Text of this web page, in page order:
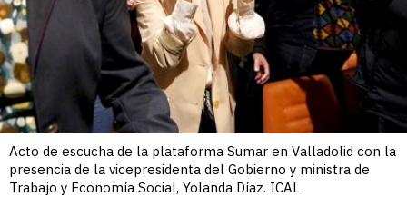
Acto de escucha de la plataforma Sumar en Valladolid con la
presencia de la vicepresidenta del Gobierno y ministra de
Trabajo y Economía Social, Yolanda Díaz. ICAL